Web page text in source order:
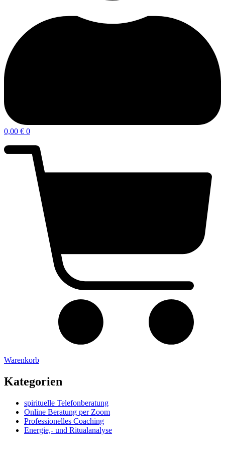
0,00 € 0
Warenkorb
Kategorien
spirituelle Telefonberatung
Online Beratung per Zoom
Professionelles Coaching
Energie,- und Ritualanalyse